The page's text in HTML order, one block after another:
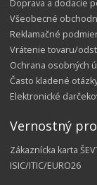
Doprava a dodacie
Všeobecné
Reklamačné
Vrátenie tovaru/
Ochrana osobných
Často kladené
Elektronické
Vernostný
Zákaznícka karta
ISIC/ITIC/EURO26